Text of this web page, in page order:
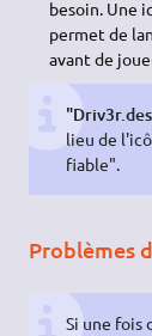
besoin. Une
permet de
avant de
lieu de
fiable".
Problèmes
Si une fois